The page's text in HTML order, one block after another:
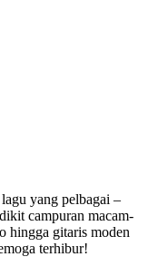
yang pelbagai –
campuran macam-
hingga gitaris moden
terhibur!